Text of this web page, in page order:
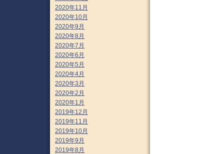
2020年11月
2020年10月
2020年9月
2020年8月
2020年7月
2020年6月
2020年5月
2020年4月
2020年3月
2020年2月
2020年1月
2019年12月
2019年11月
2019年10月
2019年9月
2019年8月